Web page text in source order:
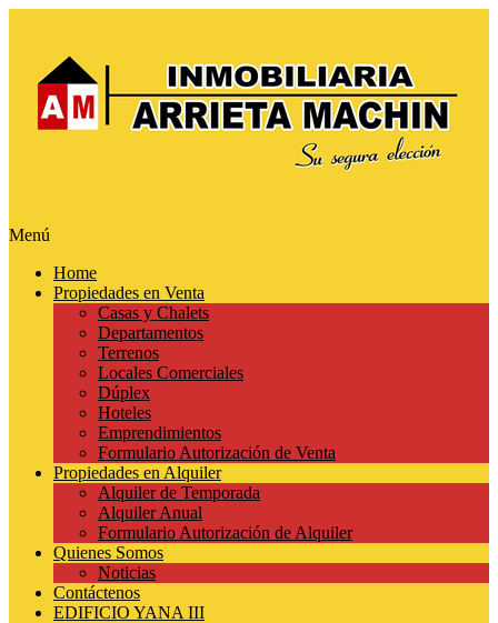
Menú
Home
Propiedades en Venta
Casas y Chalets
Departamentos
Terrenos
Locales Comerciales
Dúplex
Hoteles
Emprendimientos
Formulario Autorización de Venta
Propiedades en Alquiler
Alquiler de Temporada
Alquiler Anual
Formulario Autorización de Alquiler
Quienes Somos
Noticias
Contáctenos
EDIFICIO YANA III